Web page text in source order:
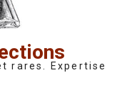
rares. Expertise